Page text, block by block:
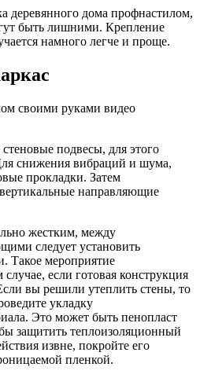
деревянного дома профнастилом,
быть лишними. Крепление
намного легче и проще.
подвесы, для этого
снижения вибраций и шума,
прокладки. Затем
направляющие
жестким, между
следует установить
Такое мероприятие
если готовая конструкция
вы решили утеплить стены, то
укладку
Это может быть пенопласт
защитить теплоизоляционный
извне, покройте его
пленкой.